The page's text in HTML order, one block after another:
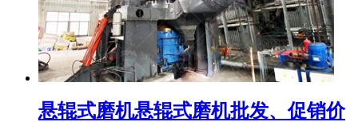
悬辊式磨机悬辊式磨机批发、促销价